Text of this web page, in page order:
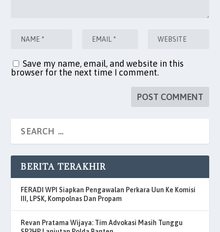
Save my name, email, and website in this
browser for the next time I comment.
BERITA TERAKHIR
FERADI WPI Siapkan Pengawalan Perkara Uun Ke Komisi
III, LPSK, Kompolnas Dan Propam
Revan Pratama Wijaya: Tim Advokasi Masih Tunggu